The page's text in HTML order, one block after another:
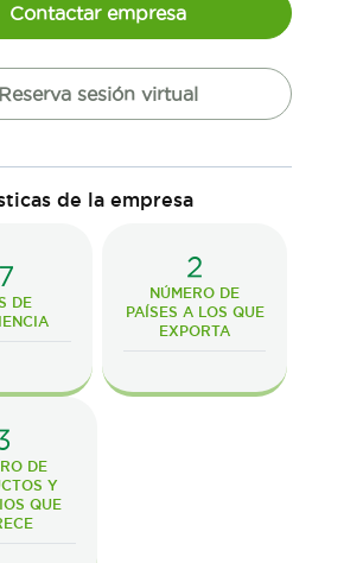
Contactar empresa
Reserva sesión virtual
de la empresa
DE
2
NÚMERO DE
PAÍSES A LOS QUE
EXPORTA
DE
Y
QUE